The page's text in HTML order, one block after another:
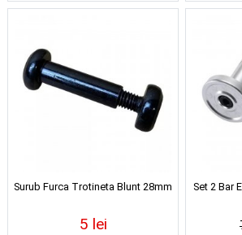
Surub Furca Trotineta Blunt 28mm
5 lei
Set 2 Bar